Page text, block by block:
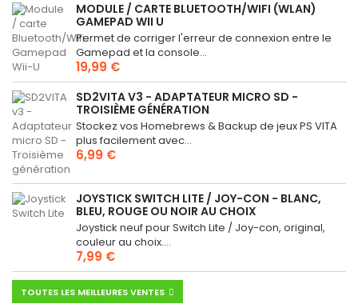
MODULE / CARTE BLUETOOTH/WIFI (WLAN)
GAMEPAD WII U
Permet de corriger l'erreur de connexion entre le
Gamepad et la console...
19,99 €
SD2VITA V3 - ADAPTATEUR MICRO SD -
TROISIÈME GÉNÉRATION
Stockez vos Homebrews & Backup de jeux PS VITA
plus facilement avec...
6,99 €
JOYSTICK SWITCH LITE / JOY-CON - BLANC,
BLEU, ROUGE OU NOIR AU CHOIX
Joystick neuf pour Switch Lite / Joy-con, original,
couleur au choix....
7,99 €
TOUTES LES MEILLEURES VENTES